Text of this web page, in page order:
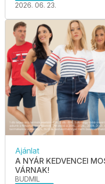
2026. 06. 23.
Ajánlat
A NYÁR KEDVENCEI
VÁRNAK!
BUDMIL